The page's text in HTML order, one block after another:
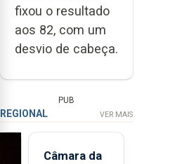
fixou o resultado
aos 82, com um
desvio de cabeça.
PUB
REGIONAL VER MAIS
Câmara da